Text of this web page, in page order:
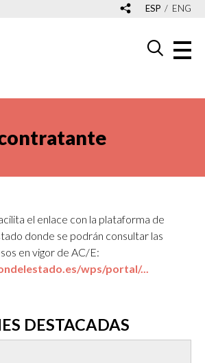
ESP ENG
el enlace con la plataforma de
donde se podrán consultar las
en vigor de AC/E:
wps/portal/...
DESTACADAS